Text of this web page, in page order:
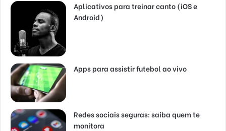
Aplicativos para treinar canto (iOS e
Android)
Apps para assistir futebol ao vivo
Redes sociais seguras: saiba quem te
monitora